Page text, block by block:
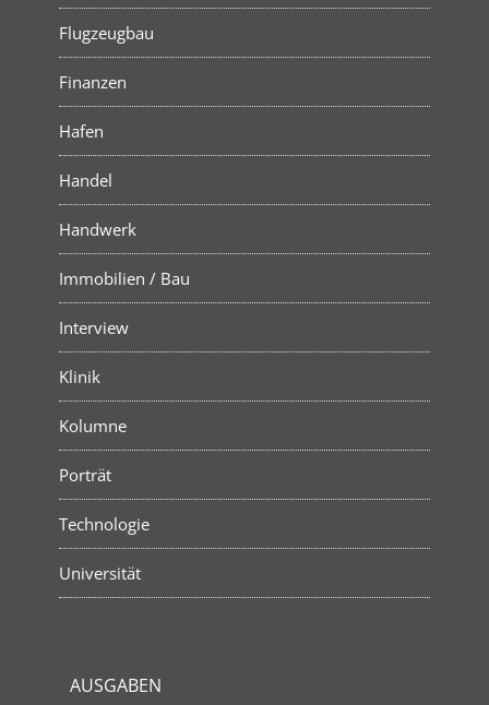
Flugzeugbau
Finanzen
Hafen
Handel
Handwerk
Immobilien / Bau
Interview
Klinik
Kolumne
Porträt
Technologie
Universität
AUSGABEN